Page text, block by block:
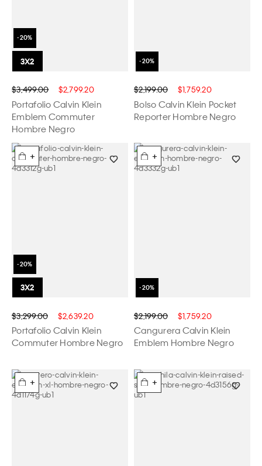
$3,499.00 $2,799.20
Portafolio Calvin Klein
Emblem Commuter
Hombre Negro
$2,199.00 $1,759.20
Bolso Calvin Klein Pocket
Reporter Hombre Negro
+
$3,299.00 $2,639.20
Portafolio Calvin Klein
Commuter Hombre Negro
+
$2,199.00 $1,759.20
Cangurera Calvin Klein
Emblem Hombre Negro
+ +